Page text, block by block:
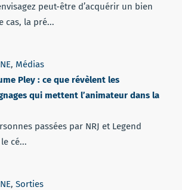
peut-être d’acquérir un bien
cas, la pré...
, Médias
Pley : ce que révèlent les
qui mettent l’animateur dans la
passées par NRJ et Legend
cé...
, Sorties